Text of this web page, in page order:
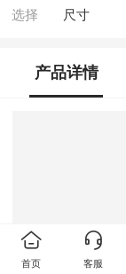
选择 尺寸
产品详情
首页 客服